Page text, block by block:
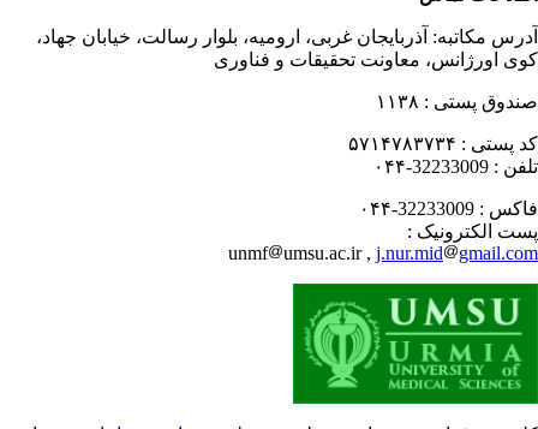
مکاتبه:آذربایجان غربی، ارومیه، بلوار رسالت، خیابان جهاد،
اورژانس، معاونت تحقیقات و فناوری
پستی : ۱۱۳۸
پستی : ۵۷۱۴۷۸۳۷۳۴
: 32233009-۰۴۴
: 32233009-۰۴۴
الکترونیک :
unmf
umsu.ac.ir ,j.nur.mid